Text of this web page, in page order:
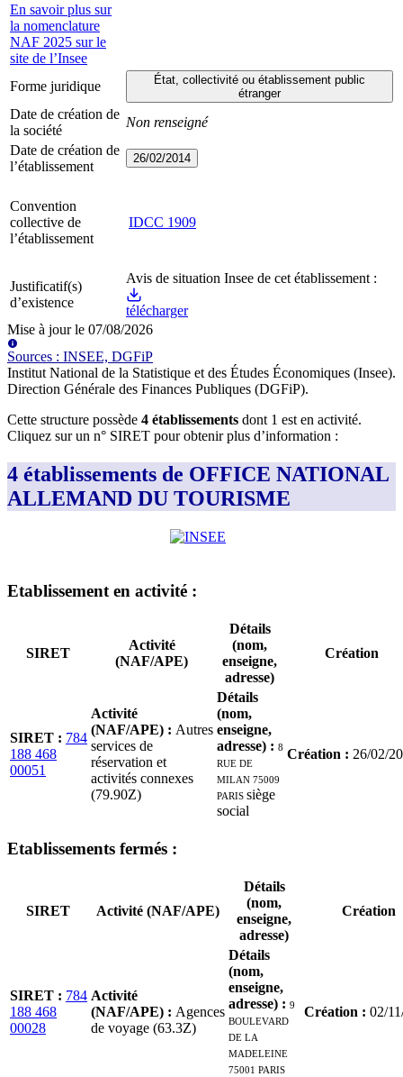
En savoir plus sur
la nomenclature
NAF 2025 sur le
site de l’Insee
Forme juridique
État, collectivité ou établissement public
étranger
Date de création de
la société
Non renseigné
Date de création de
l’établissement
26/02/2014
Convention
collective de
l’établissement
IDCC 1909
Justificatif(s)
d’existence
Avis de situation Insee de cet établissement :
télécharger
Mise à jour le 07/08/2026
Sources : INSEE, DGFiP
Institut National de la Statistique et des Études Économiques (Insee).
Direction Générale des Finances Publiques (DGFiP).
Cette structure possède 4 établissements dont 1 est en activité.
Cliquez sur un n° SIRET pour obtenir plus d’information :
4 établissements de OFFICE NATIONAL
ALLEMAND DU TOURISME
Etablissement en activité :
SIRET
Activité
(NAF/APE)
Détails
(nom,
enseigne,
adresse)
Création
SIRET : 784
188 468
00051
Activité
(NAF/APE) : Autres
services de
réservation et
activités connexes
(79.90Z)
Détails
(nom,
enseigne,
adresse) : 8
RUE DE
MILAN 75009
PARISsiège
social
Création : 26/02/
Etablissements fermés :
SIRET Activité (NAF/APE)
Détails
(nom,
enseigne,
adresse)
Création
SIRET : 784
188 468
00028
Activité
(NAF/APE) : Agences
de voyage (63.3Z)
Détails
(nom,
enseigne,
adresse) : 9
BOULEVARD
DE LA
MADELEINE
75001 PARIS
Création : 02/